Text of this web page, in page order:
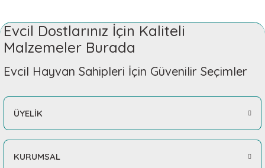
Evcil Dostlarınız İçin Kaliteli
Malzemeler Burada
Evcil Hayvan Sahipleri İçin Güvenilir Seçimler
ÜYELİK
KURUMSAL